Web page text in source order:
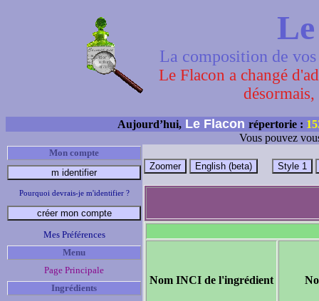
La composition de
Le Flacon a changé
Aujourd’hui, Le Flacon répertorie :
Vous pouvez
Mon compte
Pourquoi devrais-je m'identifier ?
Mes Préférences
Menu
Page Principale
Ingrédients
Nom INCI de l'ingrédient